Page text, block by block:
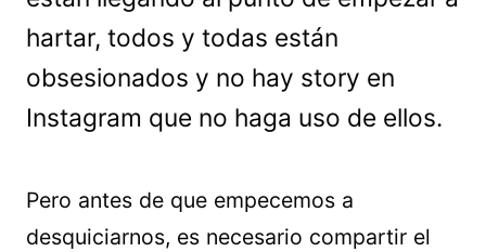
hartar, todos y todas están
obsesionados y no hay story en
Instagram que no haga uso de ellos.
Pero antes de que empecemos a
desquiciarnos, es necesario compartir el